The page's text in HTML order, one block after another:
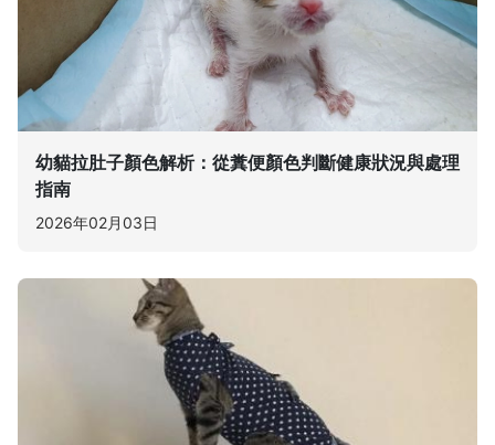
幼貓拉肚子顏色解析：從糞便顏色判斷健康狀況與處理
指南
2026年02月03日